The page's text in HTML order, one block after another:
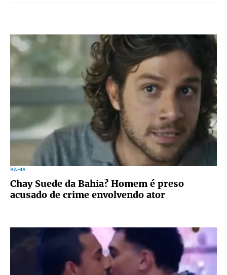
BAHIA
Chay Suede da Bahia? Homem é preso
acusado de crime envolvendo ator